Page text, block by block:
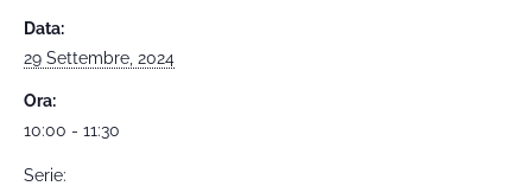
Data:
29 Settembre, 2024
Ora:
10:00 - 11:30
Serie: